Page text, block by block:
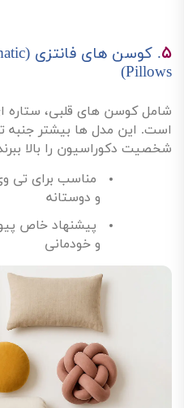
۵. کوسن های فانتزی
Pillows)
شامل کوسن های قلبی، ستاره
است. این مدل ها بیشتر جنبه
شخصیت دکوراسیون را بالا
مناسب برای تی
و دوستانه
پیشنهاد خاص
و خودمانی